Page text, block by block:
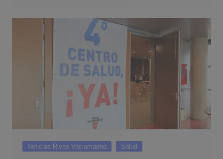
Noticias Rivas Vaciamadrid Salud